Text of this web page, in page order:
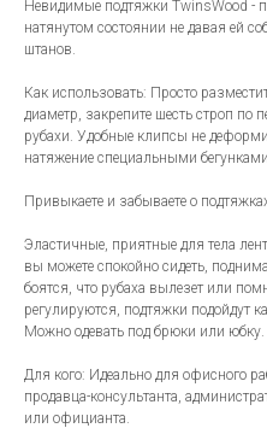
Невидимые подтяжки TwinsWood -
натянутом состоянии не давая ей
штанов.
Как использовать: Просто
диаметр, закрепите шесть строп
рубахи. Удобные клипсы не
натяжение специальными бегунками.
Привыкаете и забываете о
Эластичные, приятные для тела
вы можете спокойно сидеть,
боятся, что рубаха вылезет или
регулируются, подтяжки подойдут
Можно одевать под брюки или юбку.
Для кого: Идеально для офисного
продавца-консультанта,
или официанта.